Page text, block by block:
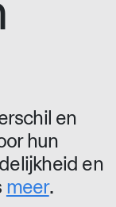
en
hun
en
meer.